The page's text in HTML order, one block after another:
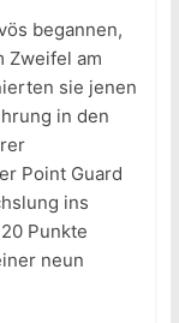
begannen,
Zweifel am
sie jenen
in den
Point Guard
ins
Punkte
neun